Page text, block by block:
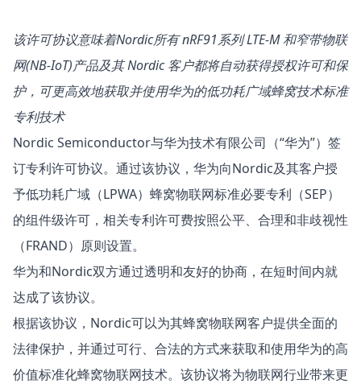
该许可协议意味着Nordic所有 nRF91系列 LTE-M 和窄带物联
网(NB-IoT)产品及其 Nordic 客户都将自动获得授权许可和保
护，可更高效地获取并使用华为的低功耗广域蜂窝技术标准
专利技术
Nordic Semiconductor与华为技术有限公司（“华为”）签
订专利许可协议。通过该协议，华为向Nordic及其客户授
予低功耗广域（LPWA）蜂窝物联网标准必要专利（SEP）
的组件级许可，相关专利许可费按照公平、合理和非歧视性
（FRAND）原则设置。
华为和Nordic双方通过透明和友好的协商，在短时间内就
达成了该协议。
根据该协议，Nordic可以为其蜂窝物联网客户提供全面的
法律保护，并通过可行、合法的方式来获取和使用华为的高
价值标准化蜂窝物联网技术。该协议将为物联网行业带来更